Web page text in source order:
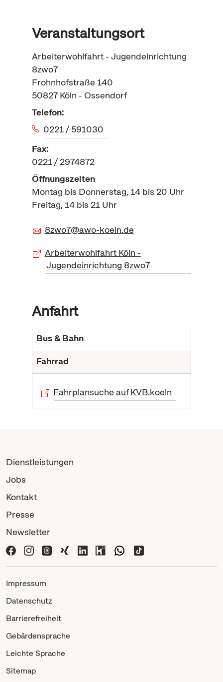
Veranstaltungsort
Arbeiterwohlfahrt - Jugendeinrichtung
8zwo7
Frohnhofstraße 140
50827 Köln - Ossendorf
Telefon:
0221 / 591030
Fax:
0221 / 2974872
Öffnungszeiten
Montag bis Donnerstag, 14 bis 20 Uhr
Freitag, 14 bis 21 Uhr
8zwo7@awo-koeln.de
Arbeiterwohlfahrt Köln -
Jugendeinrichtung 8zwo7
Anfahrt
Bus & Bahn
Fahrrad
Fahrplansuche auf KVB.koeln
Dienstleistungen
Jobs
Kontakt
Presse
Newsletter
Impressum
Datenschutz
Barrierefreiheit
Gebärdensprache
Leichte Sprache
Sitemap